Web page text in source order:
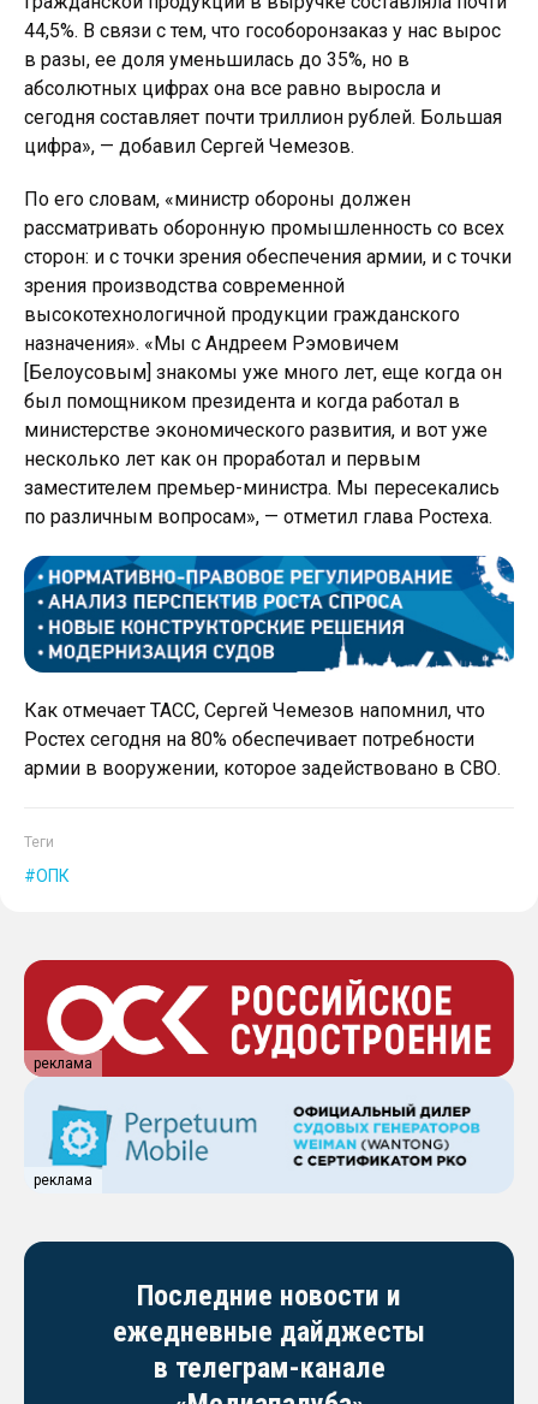
44,5%. В связи с тем, что гособоронзаказ у нас вырос
в разы, ее доля уменьшилась до 35%, но в
абсолютных цифрах она все равно выросла и
сегодня составляет почти триллион рублей. Большая
цифра», — добавил Сергей Чемезов.
По его словам, «министр обороны должен
рассматривать оборонную промышленность со всех
сторон: и с точки зрения обеспечения армии, и с точки
зрения производства современной
высокотехнологичной продукции гражданского
назначения». «Мы с Андреем Рэмовичем
[Белоусовым] знакомы уже много лет, еще когда он
был помощником президента и когда работал в
министерстве экономического развития, и вот уже
несколько лет как он проработал и первым
заместителем премьер-министра. Мы пересекались
по различным вопросам», — отметил глава Ростеха.
Как отмечает ТАСС, Сергей Чемезов напомнил, что
Ростех сегодня на 80% обеспечивает потребности
армии в вооружении, которое задействовано в СВО.
Теги
ОПК
реклама
реклама
Последние новости и
ежедневные дайджесты
в телеграм-канале